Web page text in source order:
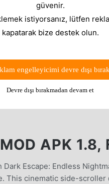
APK 1.8,
Escape: Endless
This cinematic side-scroller
güvenir.
istiyorsanız, lütfen
kapatarak bize destek olun.
engelleyicimi devre dışı bırak
Devre dışı bırakmadan devam et